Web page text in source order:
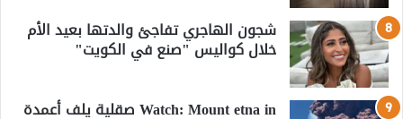
شجون الهاجري تفاجئ والدتها بعيد الأم
خلال كواليس "صنع في الكويت"
Watch: Mount etna in صقلية يلف أعمدة